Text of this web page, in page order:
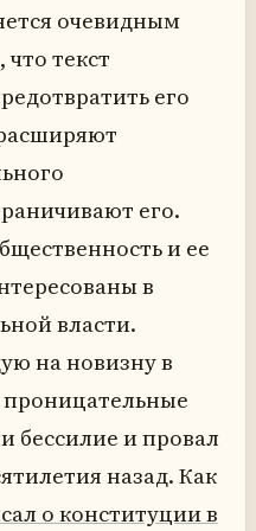
очевидным
текст
его
его.
и ее
в
власти.
на новизну в
проницательные
бессилие и провал
назад. Как
о конституции в